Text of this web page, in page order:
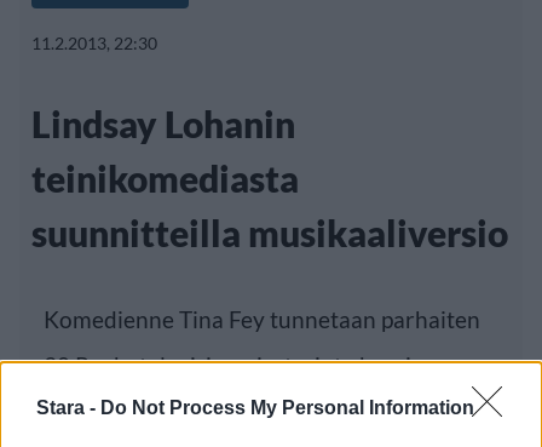
Stara - Do Not Process My Personal Information
11.2.2013, 22:30
Lindsay Lohanin
teinikomediasta
suunnitteilla musikaaliversio
Komedienne Tina Fey tunnetaan parhaiten
30 Rock -televisiosarjasta, jota kyseinen